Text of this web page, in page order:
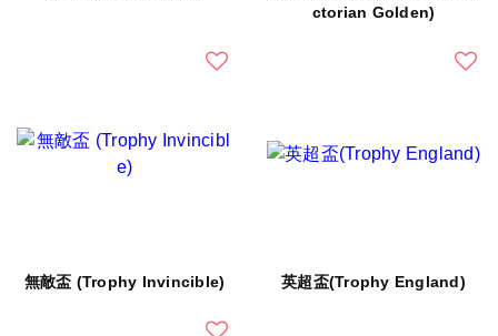
ctorian Golden)
無敵盃 (Trophy Invincible) 英超盃(Trophy England)